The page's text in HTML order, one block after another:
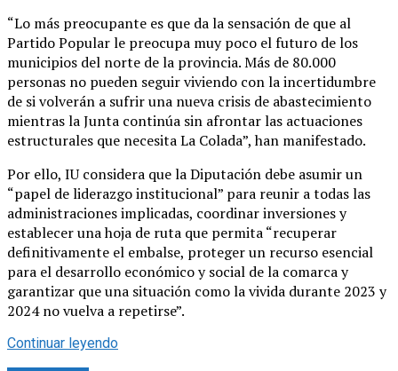
“Lo más preocupante es que da la sensación de que al
Partido Popular le preocupa muy poco el futuro de los
municipios del norte de la provincia. Más de 80.000
personas no pueden seguir viviendo con la incertidumbre
de si volverán a sufrir una nueva crisis de abastecimiento
mientras la Junta continúa sin afrontar las actuaciones
estructurales que necesita La Colada”, han manifestado.
Por ello, IU considera que la Diputación debe asumir un
“papel de liderazgo institucional” para reunir a todas las
administraciones implicadas, coordinar inversiones y
establecer una hoja de ruta que permita “recuperar
definitivamente el embalse, proteger un recurso esencial
para el desarrollo económico y social de la comarca y
garantizar que una situación como la vivida durante 2023 y
2024 no vuelva a repetirse”.
Continuar leyendo